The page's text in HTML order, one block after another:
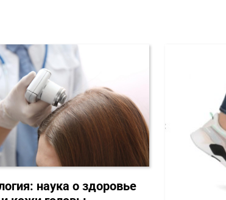
наука о здоровье